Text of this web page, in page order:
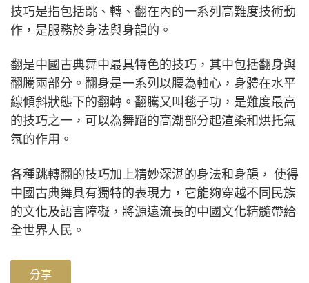
技巧是指包括跳、轉、翻在內的一系列高難度技術動
作，是服務於身法與身韻的。
翻是中國古典舞中最具特色的技巧，其中包括翻身與
翻騰兩部分。翻身是一系列以腰為軸心，身體在水平
線傾斜狀態下的翻轉。翻騰又叫毯子功，是難度最高
的技巧之一，可以為舞蹈的高潮部分起渲染和烘托氣
氛的作用。
各種跳轉翻的技巧加上精妙深湛的身法和身韻， 使得
中國古典舞具有獨特的表現力，它能夠穿越不同民族
的文化及語言障礙，將源遠流長的中國文化精髓帶給
全世界人民。
分享